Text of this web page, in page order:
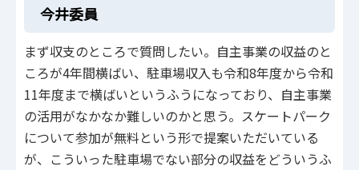
今井委員
まず収支のところで質問したい。自主事業の収益のと
ころが4年間横ばい、駐車場収入も令和8年度から令和
11年度まで横ばいというふうになっており、自主事業
の活用がなかなか難しいのかと思う。スケートパーク
について参加が無料という形で提案いただいている
が、こういった駐車場でない部分の収益をどういうふ